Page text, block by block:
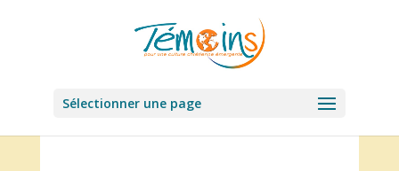
Sélectionner une page